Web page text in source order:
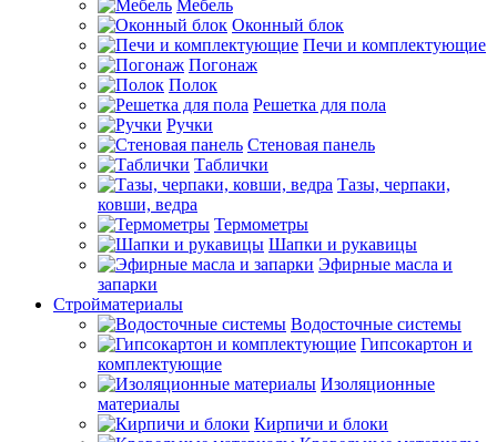
Мебель
Оконный блок
Печи и комплектующие
Погонаж
Полок
Решетка для пола
Ручки
Стеновая панель
Таблички
Тазы, черпаки,
ковши, ведра
Термометры
Шапки и рукавицы
Эфирные масла и
запарки
Стройматериалы
Водосточные системы
Гипсокартон и
комплектующие
Изоляционные
материалы
Кирпичи и блоки